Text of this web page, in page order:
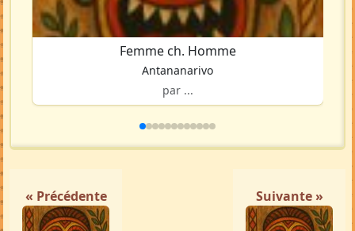
Femme ch. Homme
Antananarivo
par ...
« Précédente Suivante »